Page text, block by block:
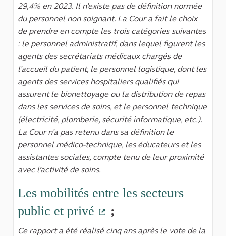
29,4% en 2023. Il n’existe pas de définition normée
du personnel non soignant. La Cour a fait le choix
de prendre en compte les trois catégories suivantes
: le personnel administratif, dans lequel figurent les
agents des secrétariats médicaux chargés de
l’accueil du patient, le personnel logistique, dont les
agents des services hospitaliers qualifiés qui
assurent le bionettoyage ou la distribution de repas
dans les services de soins, et le personnel technique
(électricité, plomberie, sécurité informatique, etc.).
La Cour n’a pas retenu dans sa définition le
personnel médico-technique, les éducateurs et les
assistantes sociales, compte tenu de leur proximité
avec l’activité de soins.
Les mobilités entre les secteurs
public et privé
(Lien externe)
;
Ce rapport a été réalisé cinq ans après le vote de la